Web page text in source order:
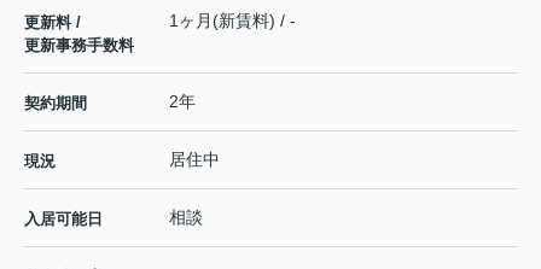
更新料 /
更新事務手数料
1ヶ月(新賃料) / -
契約期間 2年
現況 居住中
入居可能日 相談